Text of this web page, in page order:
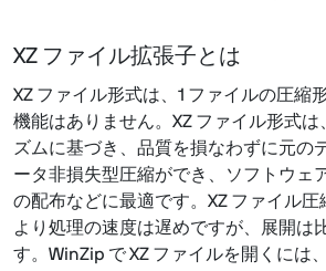
XZ ファイル拡張子とは
XZ ファイル形式は、1 ファイルの圧縮
機能はありません。XZ ファイル形式は
ズムに基づき、品質を損なわずに元の
ータ非損失型圧縮ができ、ソフトウェ
の配布などに最適です。XZ ファイル
より処理の速度は遅めですが、展開は
す。WinZip で XZ ファイルを開くには